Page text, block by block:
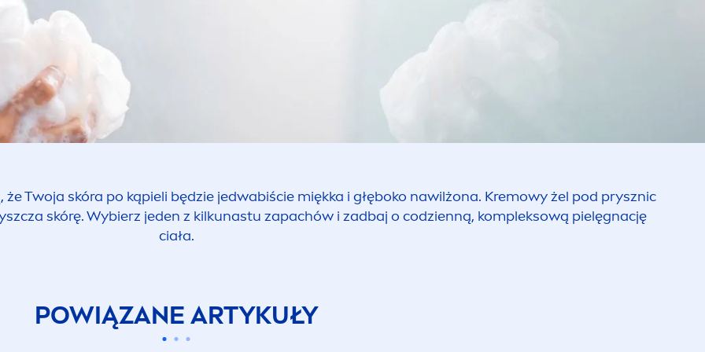
Twoja skóra po kąpieli będzie jedwabiście miękka i głęboko nawilżona. Kremowy żel pod prysznic
skórę. Wybierz jeden z kilkunastu zapachów i zadbaj o codzienną, kompleksową pielęgnację
ciała.
POWIĄZANE ARTYKUŁY